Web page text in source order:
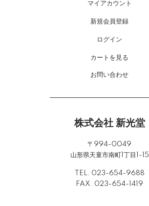
マイアカウント
新規会員登録
ログイン
カートを見る
お問い合わせ
株式会社 新光堂
〒994-0049
山形県天童市南町1丁目1-15
TEL. 023-654-9688
FAX. 023-654-1419